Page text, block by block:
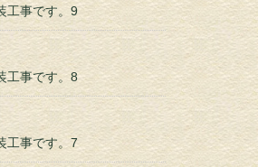
工事です。9
工事です。8
工事です。7